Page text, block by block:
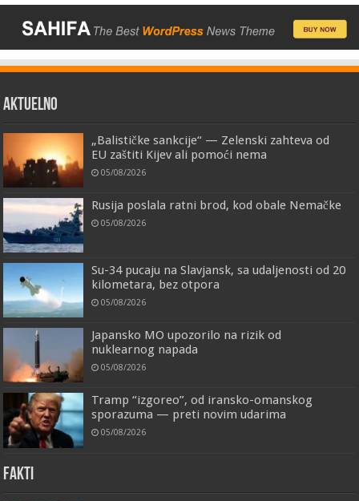
AKTUELNO
„Balističke sankcije“ — Zelenski zahteva od
EU zaštiti Kijev ali pomoći nema
05/08/2026
Rusija poslala ratni brod, kod obale Nemačke
05/08/2026
Su-34 pucaju na Slavjansk, sa udaljenosti od 20
kilometara, bez otpora
05/08/2026
Japansko MO upozorilo na rizik od
nuklearnog napada
05/08/2026
Tramp “izgoreo”, od iransko-omanskog
sporazuma — preti novim udarima
05/08/2026
FAKTI